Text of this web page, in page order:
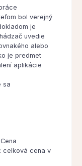
bol verejný
je
uvedie
alebo
je predmet
aplikácie
sa
celková cena v